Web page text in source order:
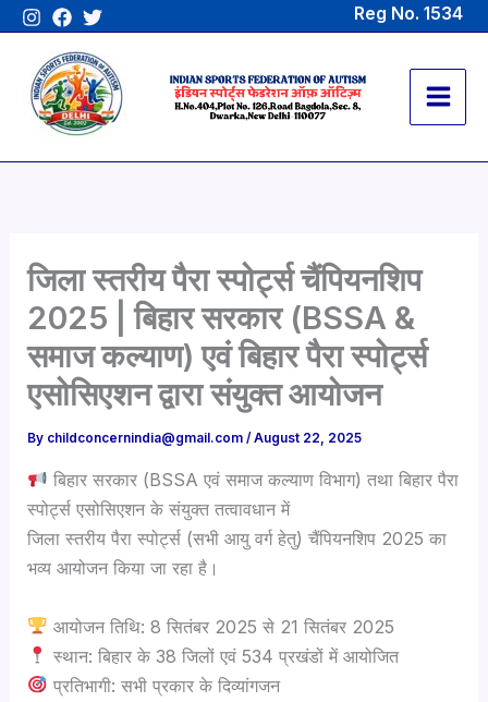
Skip
content
Reg No. 1534
जिला स्तरीय पैरा स्पोर्ट्स चैंपियनशिप
2025 | बिहार सरकार (BSSA &
समाज कल्याण) एवं बिहार पैरा स्पोर्ट्स
एसोसिएशन द्वारा संयुक्त आयोजन
By childconcernindia@gmail.com/August 22, 2025
बिहार सरकार (BSSA एवं समाज कल्याण विभाग) तथा बिहार पैरा
स्पोर्ट्स एसोसिएशन के संयुक्त तत्वावधान में
जिला स्तरीय पैरा स्पोर्ट्स (सभी आयु वर्ग हेतु) चैंपियनशिप 2025 का
भव्य आयोजन किया जा रहा है।
आयोजन तिथि: 8 सितंबर 2025 से 21 सितंबर 2025
स्थान: बिहार के 38 जिलों एवं 534 प्रखंडों में आयोजित
प्रतिभागी: सभी प्रकार के दिव्यांगजन